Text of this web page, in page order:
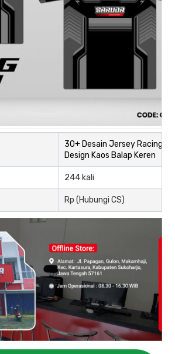
30+ Desain Jersey Racing,
Design Kaos Balap Keren
244 kali
Rp (Hubungi CS)